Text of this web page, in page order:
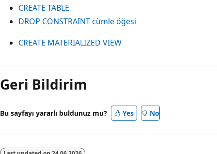
CREATE TABLE
DROP CONSTRAINT cümle öğesi
CREATE MATERIALIZED VIEW
Geri Bildirim
Bu sayfayı yararlı buldunuz mu? Yes No